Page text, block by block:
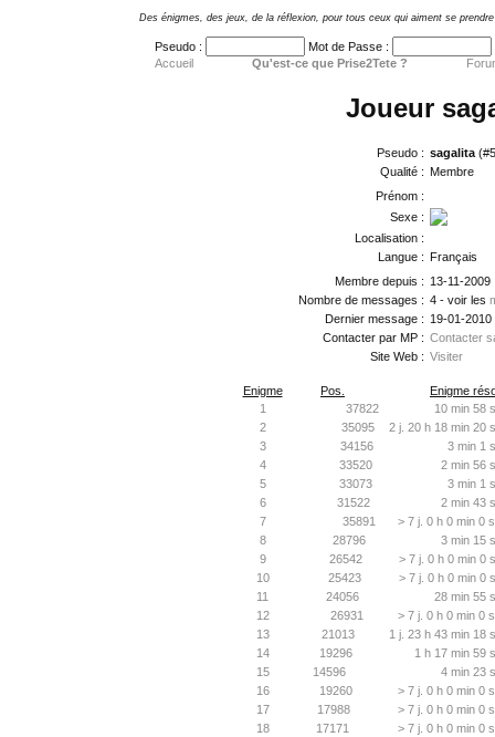
Des énigmes, des jeux, de la réflexion, pour tous ceux qui aiment se
Pseudo :
Mot de Passe :
Accueil
Qu'est-ce que Prise2Tete ?
Joueur
Pseudo : sagalita
Qualité : Membre
Prénom :
Sexe :
Localisation :
Langue : Français
Membre depuis : 13-11-2009
Nombre de messages : 4 - voir les
Dernier message : 19-01-2010
Contacter par MP : Contacter
Site Web : Visiter
Enigme Pos.
Enigme
1
37822
10 min 58
2
35095
2 j. 20 h 18 min 20
3
34156
3 min 1
4
33520
2 min 56
5
33073
3 min 1
6
31522
2 min 43
7
35891
> 7 j. 0 h 0 min 0
8
28796
3 min 15
9
26542
> 7 j. 0 h 0 min 0
10
25423
> 7 j. 0 h 0 min 0
11
24056
28 min 55
12
26931
> 7 j. 0 h 0 min 0
13
21013
1 j. 23 h 43 min 18
14
19296
1 h 17 min 59
15
14596
4 min 23
16
19260
> 7 j. 0 h 0 min 0
17
17988
> 7 j. 0 h 0 min 0
18
17171
> 7 j. 0 h 0 min 0